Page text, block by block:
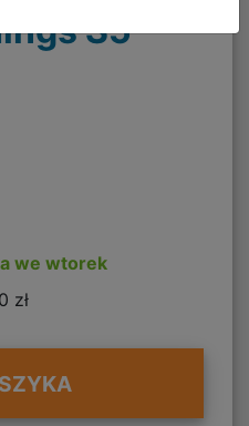
S5 -
we wtorek
zł